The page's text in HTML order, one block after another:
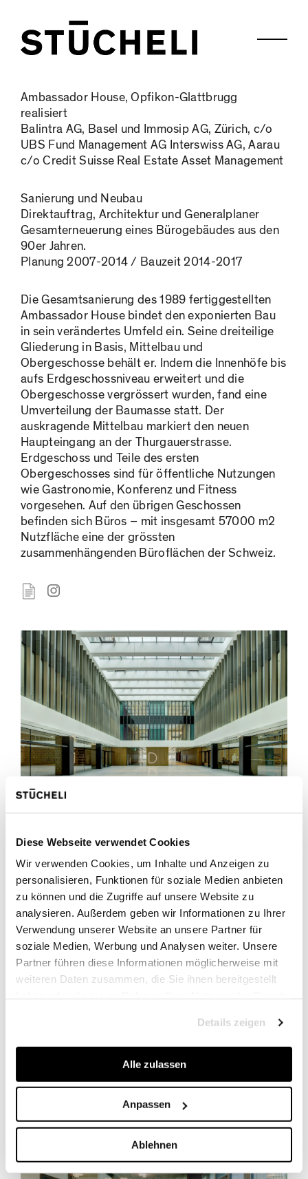
Diese Webseite verwendet Cookies
Wir verwenden Cookies, um Inhalte und Anzeigen zu
personalisieren, Funktionen für soziale Medien anbieten
zu können und die Zugriffe auf unsere Website zu
analysieren. Außerdem geben wir Informationen zu Ihrer
Verwendung unserer Website an unsere Partner für
soziale Medien, Werbung und Analysen weiter. Unsere
Partner führen diese Informationen möglicherweise mit
weiteren Daten zusammen, die Sie ihnen bereitgestellt
Details zeigen
Alle zulassen
Anpassen
Ablehnen
Ambassador House, Opfikon-Glattbrugg
realisiert
Balintra AG, Basel und Immosip AG, Zürich, c/o
UBS Fund Management AG Interswiss AG, Aarau
c/o Credit Suisse Real Estate Asset Management
Sanierung und Neubau
Direktauftrag, Architektur und Generalplaner
Gesamterneuerung eines Bürogebäudes aus den
90er Jahren.
Planung 2007-2014 / Bauzeit 2014-2017
Die Gesamtsanierung des 1989 fertiggestellten
Ambassador House bindet den exponierten Bau
in sein verändertes Umfeld ein. Seine dreiteilige
Gliederung in Basis, Mittelbau und
Obergeschosse behält er. Indem die Innenhöfe bis
aufs Erdgeschossniveau erweitert und die
Obergeschosse vergrössert wurden, fand eine
Umverteilung der Baumasse statt. Der
auskragende Mittelbau markiert den neuen
Haupteingang an der Thurgauerstrasse.
Erdgeschoss und Teile des ersten
Obergeschosses sind für öffentliche Nutzungen
wie Gastronomie, Konferenz und Fitness
vorgesehen. Auf den übrigen Geschossen
befinden sich Büros – mit insgesamt 57000 m2
Nutzfläche eine der grössten
zusammenhängenden Büroflächen der Schweiz.